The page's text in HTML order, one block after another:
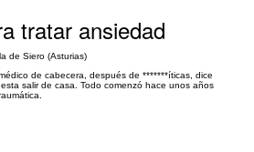
tratar ansiedad
de Siero (Asturias)
de cabecera, después de *******íticas, dice
salir de casa. Todo comenzó hace unos años